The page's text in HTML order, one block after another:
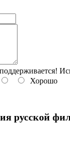
Хорошо
русской